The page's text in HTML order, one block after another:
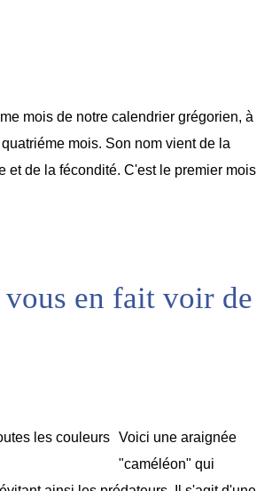
mois de notre calendrier grégorien, à
mois. Son nom vient de la
et de la fécondité. C'est le premier mois
en fait voir de
Voici une araignée
"caméléon" qui